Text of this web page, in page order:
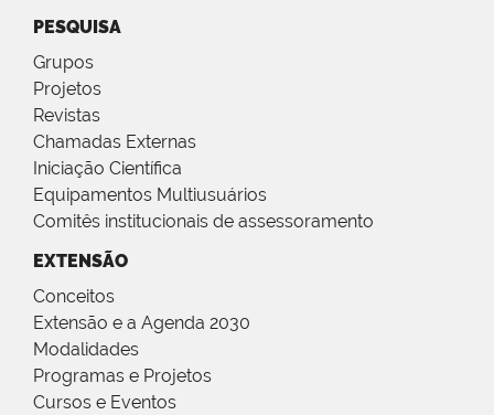
PESQUISA
Grupos
Projetos
Revistas
Chamadas Externas
Iniciação Científica
Equipamentos Multiusuários
Comitês institucionais de assessoramento
EXTENSÃO
Conceitos
Extensão e a Agenda 2030
Modalidades
Programas e Projetos
Cursos e Eventos